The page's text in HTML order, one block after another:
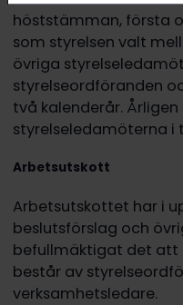
höststämman, första
som styrelsen valt
övriga
styrelseordföranden
två kalenderår.
styrelseledamöterna i
Arbetsutskott
Arbetsutskottet har i
beslutsförslag och
befullmäktigat det att
består av
verksamhetsledare.